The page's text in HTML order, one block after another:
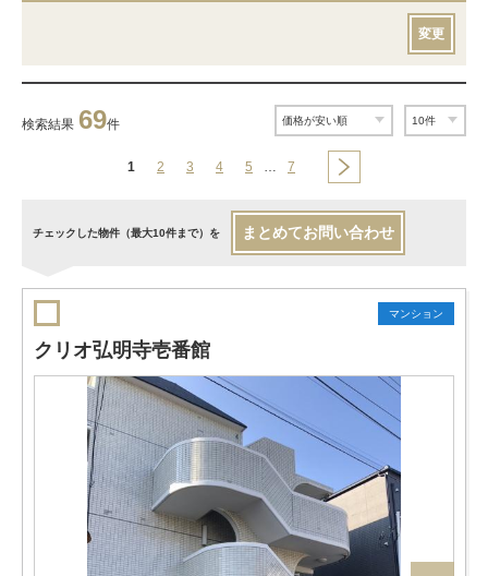
変更
検索結果 69件
1 2 3 4 5 … 7
チェックした物件（最大10件まで）を まとめてお問い合わせ
マンション
クリオ弘明寺壱番館